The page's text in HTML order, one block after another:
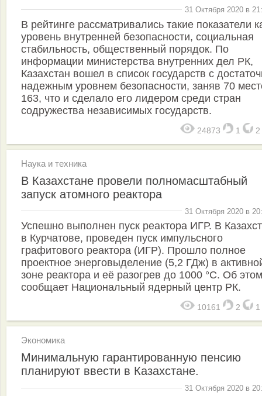
31 Октября 2020 в
В рейтинге рассматривались такие показатели
уровень внутренней безопасности, социальная
стабильность, общественный порядок. По
информации министерства внутренних дел РК,
Казахстан вошел в список государств с
надежным уровнем безопасности, заняв 70
163, что и сделало его лидером среди стран
содружества независимых государств.
24873 1 2
Наука и техника
В Казахстане провели полномасштабный
запуск атомного реактора
31 Октября 2020 в
Успешно выполнен пуск реактора ИГР. В
в Курчатове, проведен пуск импульсного
графитового реактора (ИГР). Прошло полное
проектное энерговыделение (5,2 ГДж) в
зоне реактора и её разогрев до 1000 °С. Об этом
сообщает Национальный ядерный центр РК.
10161 2 1
Экономика
Минимальную гарантированную пенсию
планируют ввести в Казахстане.
31 Октября 2020 в